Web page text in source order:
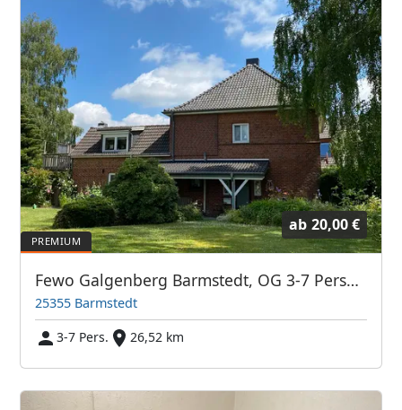
ab 20,00 €
Fewo Galgenberg Barmstedt, OG 3-7 Personen
25355 Barmstedt
3-7 Pers.
26,52 km